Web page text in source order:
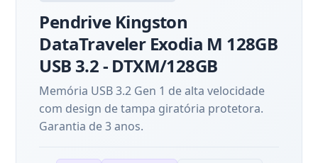
Pendrive Kingston
DataTraveler Exodia M 128GB
USB 3.2 - DTXM/128GB
Memória USB 3.2 Gen 1 de alta velocidade
com design de tampa giratória protetora.
Garantia de 3 anos.